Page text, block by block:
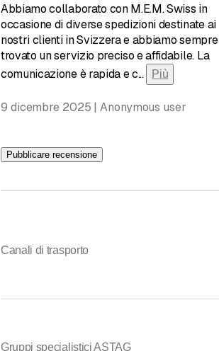
Abbiamo collaborato con M.E.M. Swiss in
occasione di diverse spedizioni destinate ai
nostri clienti in Svizzera e abbiamo sempre
trovato un servizio preciso e affidabile. La
comunicazione è rapida e c... Più
9 dicembre 2025 | Anonymous user
Pubblicare recensione
Canali di trasporto
Gruppi specialistici ASTAG